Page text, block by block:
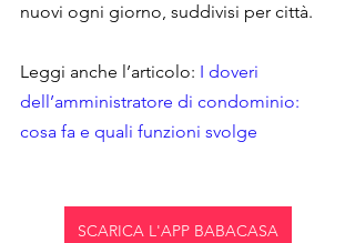
nuovi ogni giorno, suddivisi per città.
Leggi anche l’articolo: I doveri
dell’amministratore di condominio:
cosa fa e quali funzioni svolge
SCARICA L'APP BABACASA